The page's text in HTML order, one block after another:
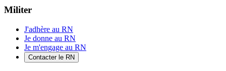
Militer
J'adhère au RN
Je donne au RN
Je m'engage au RN
Contacter le RN